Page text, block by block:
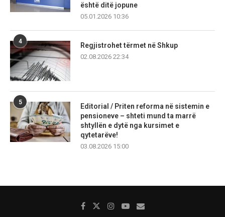
është ditë jopune
05.01.2026 10:36
4
Regjistrohet tërmet në Shkup
02.08.2026 22:34
5
Editorial / Priten reforma në sistemin e
pensioneve – shteti mund ta marrë
shtyllën e dytë nga kursimet e
qytetarëve!
03.08.2026 15:00